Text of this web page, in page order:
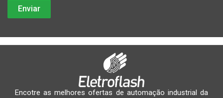
Encotre as melhores ofertas de automação industrial da